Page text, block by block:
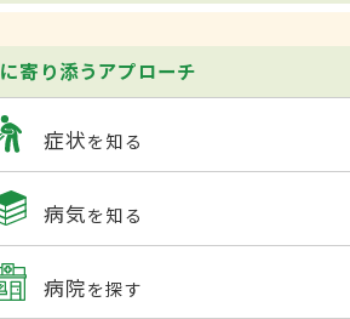
寄り添うアプローチ
症状を知る
病気を知る
病院を探す